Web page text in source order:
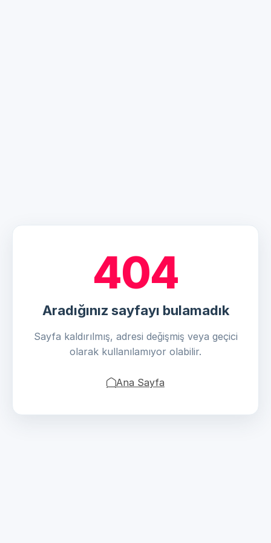
404
Aradığınız sayfayı bulamadık
Sayfa kaldırılmış, adresi değişmiş veya geçici
olarak kullanılamıyor olabilir.
Ana Sayfa